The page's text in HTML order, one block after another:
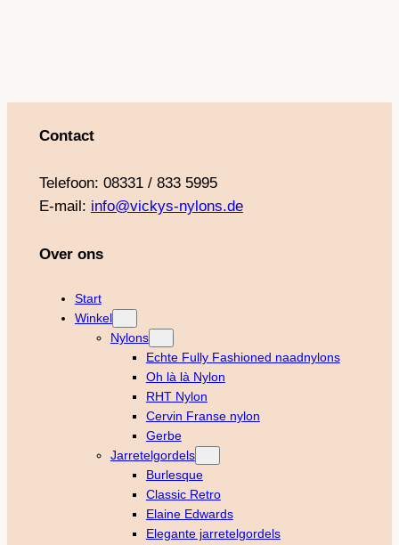
Contact
Telefoon: 08331 / 833 5995
E-mail: info@vickys-nylons.de
Over ons
Start
Winkel
Nylons
Echte Fully Fashioned naadnylons
Oh là là Nylon
RHT Nylon
Cervin Franse nylon
Gerbe
Jarretelgordels
Burlesque
Classic Retro
Elaine Edwards
Elegante jarretelgordels